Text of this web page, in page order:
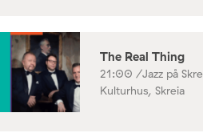
The Real Thing
21:00 /Jazz på
Kulturhus, Skreia